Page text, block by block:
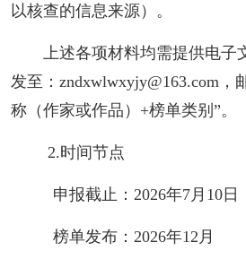
以核查的信息来源）。
上述各项材料均需提供电
发至：zndxwlwxyjy@163.com，
称（作家或作品）+榜单类别”。
2.时间节点
申报截止：2026年7月10日
榜单发布：2026年12月